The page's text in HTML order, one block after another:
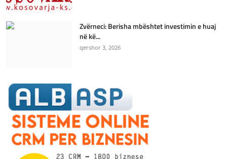
Zvërneci: Berisha mbështet investimin e huaj
në kë...
qershor 3, 2026